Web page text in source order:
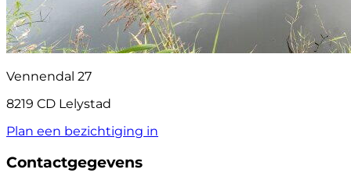
Vennendal 27
8219 CD Lelystad
Plan een bezichtiging in
Contactgegevens